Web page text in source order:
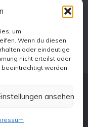
um
Wenn du diesen
oder eindeutige
nicht erteilst oder
beeinträchtigt werden.
ansehen